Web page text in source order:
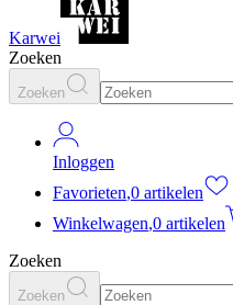
Karwei
Zoeken
Zoeken
Inloggen
Favorieten,0 artikelen
Winkelwagen,0 artikelen
Zoeken
Zoeken